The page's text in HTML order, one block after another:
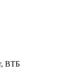
ВТБ